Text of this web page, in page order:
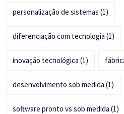
personalização de sistemas (1)
diferenciação com tecnologia (1)
inovação tecnológica (1)
desenvolvimento sob medida (1)
software pronto vs sob medida (1)